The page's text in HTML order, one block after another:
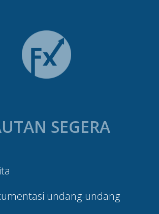
SEGERA
undang-undang